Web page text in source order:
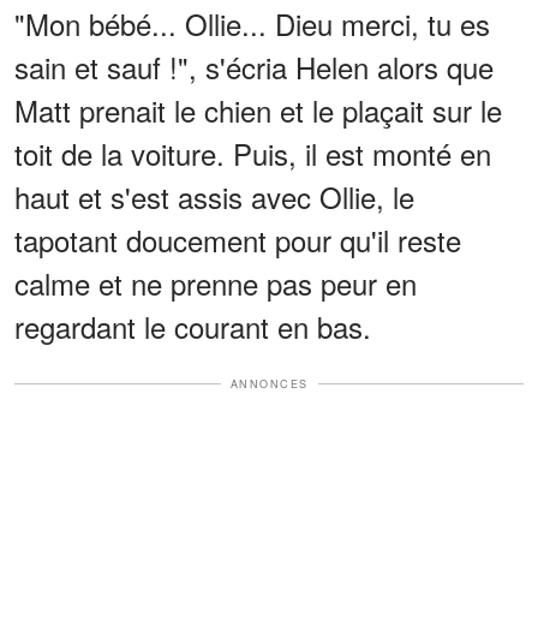
"Mon bébé... Ollie... Dieu merci, tu es
sain et sauf !", s'écria Helen alors que
Matt prenait le chien et le plaçait sur le
toit de la voiture. Puis, il est monté en
haut et s'est assis avec Ollie, le
tapotant doucement pour qu'il reste
calme et ne prenne pas peur en
regardant le courant en bas.
ANNONCES